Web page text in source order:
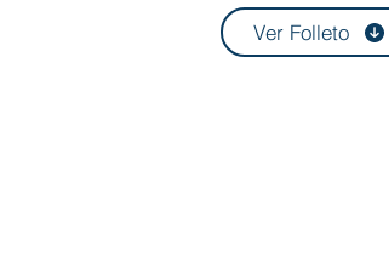
Ver Folleto